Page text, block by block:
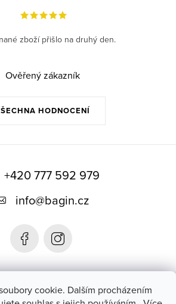
cookie. Dalším procházením
HODNOCENÍ
zboží přišlo na druhý den.
Ověřený zákazník
+420 777 592 979
info@bagin.cz